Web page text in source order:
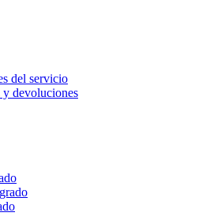
del servicio
y devoluciones